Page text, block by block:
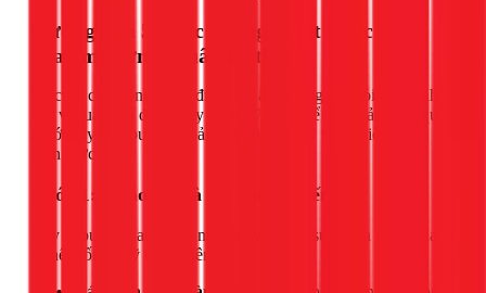
Hướng dẫn 5 bước đi ống thoát nước điều
hòa âm tường chuẩn kỹ thuật
Việc thi công ống nước điều hòa âm tường đòi hỏi sự chính
xác và tuân thủ đúng quy trình kỹ thuật để đảm bảo hiệu quả.
Dưới đây là 5 bước cơ bản mà đội ngũ kỹ thuật viên 1Fix
luôn thực hiện:
Bước 1: Khảo sát và xác định tuyến ống
Đây là bước quan trọng nhất, quyết định sự thành công của
cả hệ thống. Kỹ thuật viên sẽ: